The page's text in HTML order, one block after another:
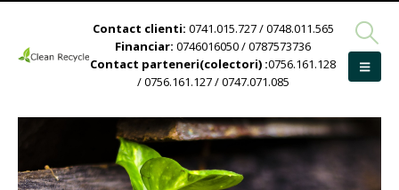
Contact clienti: 0741.015.727 / 0748.011.565
Financiar: 0746016050 / 0787573736
Contact parteneri(colectori) :0756.161.128
/ 0756.161.127 / 0747.071.085